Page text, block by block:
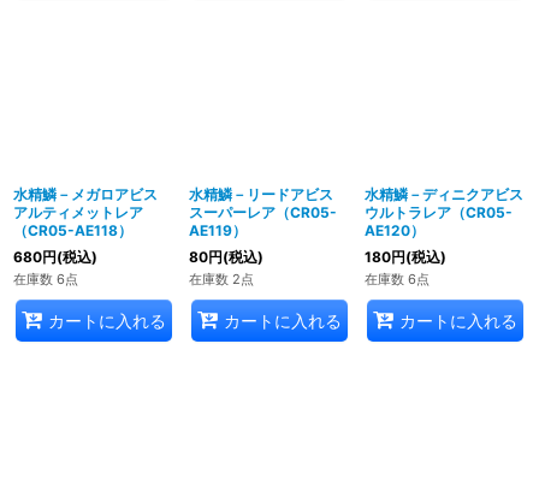
水精鱗－メガロアビス
アルティメットレア
（CR05-AE118）
680円(税込)
在庫数 6点
カートに入れる
水精鱗－リードアビス
スーパーレア（CR05-
AE119）
80円(税込)
在庫数 2点
カートに入れる
水精鱗－ディニクアビス
ウルトラレア（CR05-
AE120）
180円(税込)
在庫数 6点
カートに入れる